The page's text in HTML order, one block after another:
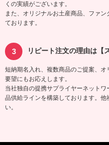
くの実績がございます。
また、オリジナルお土産商品、ファ
ております。
リピート注文の理由は【
短納期名入れ、複数商品のご提案、
要望にもお応えします。
当社独自の提携サプライヤーネット
品供給ラインを構築しております。
い。